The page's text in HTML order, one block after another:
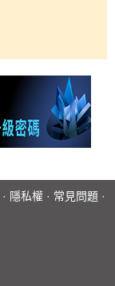
· 隱私權 · 常見問題 ·